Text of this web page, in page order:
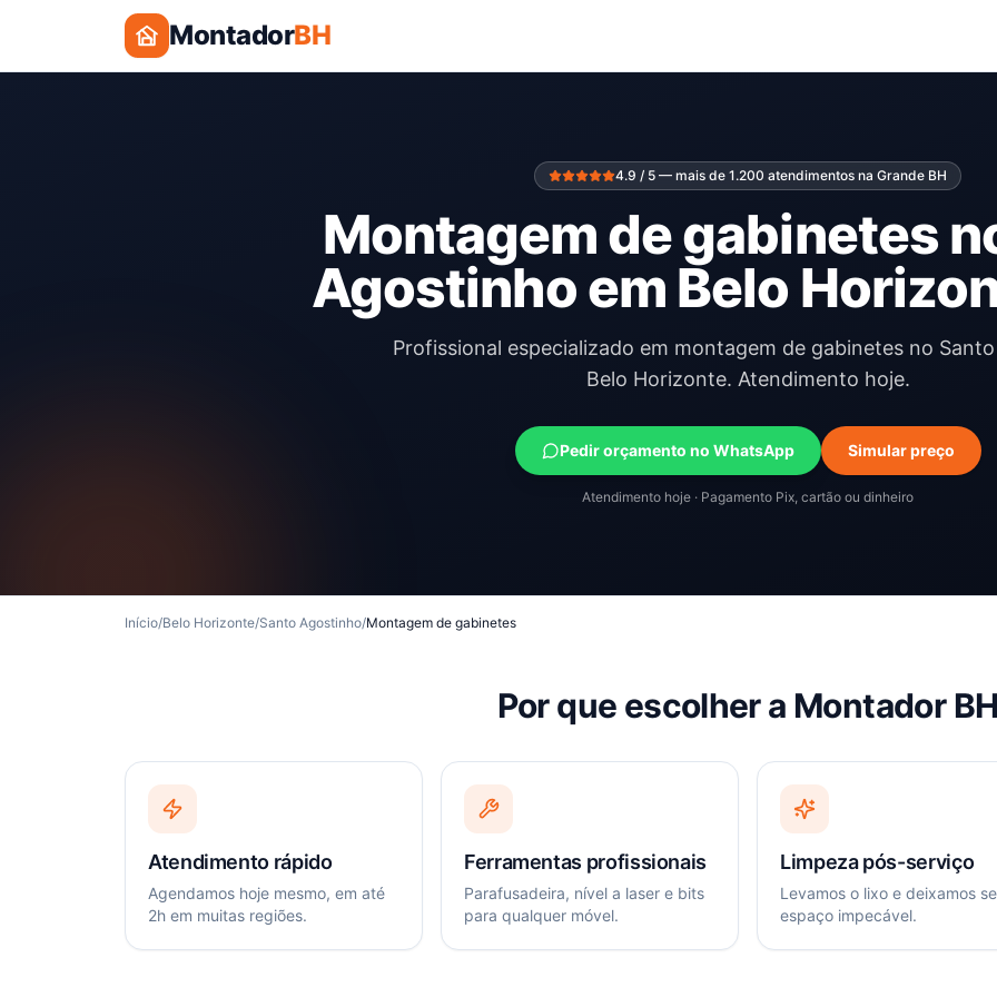
MontadorBH
4.9 / 5 — mais de 1.200 atendimentos na Grande BH
Montagem de gabinetes
Agostinho em Belo
Profissional especializado em montagem de gabinetes no
Belo Horizonte. Atendimento hoje.
Pedir orçamento no WhatsApp Simular preço
Atendimento hoje · Pagamento Pix, cartão ou dinheiro
Início/Belo Horizonte/Santo Agostinho/Montagem de gabinetes
Por que escolher a Montador
Atendimento rápido
Agendamos hoje mesmo, em até
2h em muitas regiões.
Ferramentas profissionais
Parafusadeira, nível a laser e bits
para qualquer móvel.
Limpeza pós-serviço
Levamos o lixo e deixamos
espaço impecável.